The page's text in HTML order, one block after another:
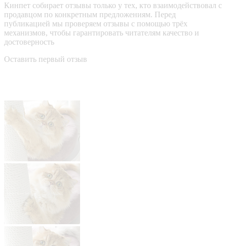
Кинпет собирает отзывы только у тех, кто взаимодействовал с
продавцом по конкретным предложениям. Перед
публикацией мы проверяем отзывы с помощью трёх
механизмов, чтобы гарантировать читателям качество и
достоверность
Оставить первый отзыв